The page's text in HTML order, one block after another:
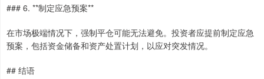
### 6. **制定应急预案**
在市场极端情况下，强制平仓可能无法避免。投资者应提前制定应急
预案，包括资金储备和资产处置计划，以应对突发情况。
## 结语